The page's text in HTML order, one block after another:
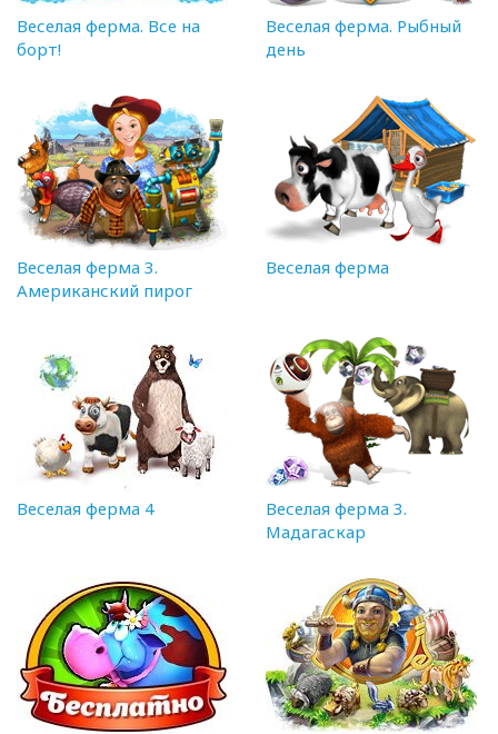
Веселая ферма. Все на
борт!
Веселая ферма. Рыбный
день
Веселая ферма 3.
Американский пирог
Веселая ферма
Веселая ферма 4
Веселая ферма 3.
Мадагаскар